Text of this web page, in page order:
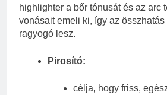
highlighter a bőr tónusát és az arc
vonásait emeli ki, így az
ragyogó lesz.
Pirosító:
célja, hogy friss,